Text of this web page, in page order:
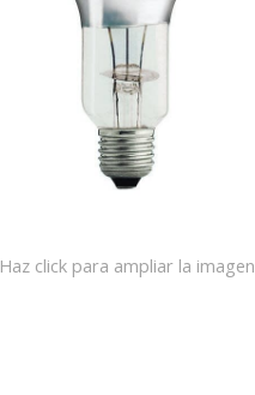
Haz click para ampliar la imagen